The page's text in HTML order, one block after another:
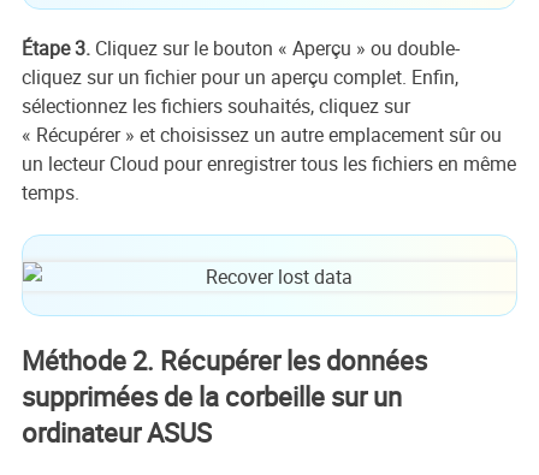
Étape 3.Cliquez sur le bouton « Aperçu » ou double-
cliquez sur un fichier pour un aperçu complet. Enfin,
sélectionnez les fichiers souhaités, cliquez sur
« Récupérer » et choisissez un autre emplacement sûr ou
un lecteur Cloud pour enregistrer tous les fichiers en même
temps.
Méthode 2. Récupérer les données
supprimées de la corbeille sur un
ordinateur ASUS